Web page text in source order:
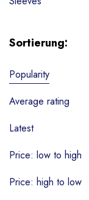
Textilien
Wohndekoration
Schlüsselanhänger
Puzzle & Spiele
Zubehör
Ohne Kategorie
Sortierung:
Popularity
Average rating
Latest
Price: low to high
Price: high to low